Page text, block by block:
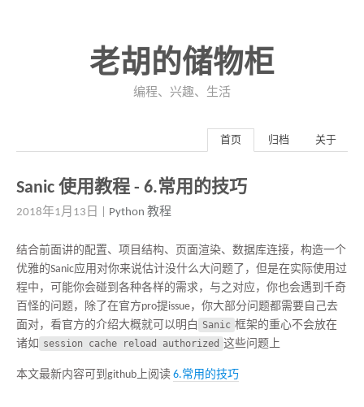
老胡的储物柜
编程、兴趣、生活
首页 归档 关于
Sanic 使用教程 - 6.常用的技巧
2018年1月13日 Python 教程
结合前面讲的配置、项目结构、页面渲染、数据库连接，构造一个
优雅的Sanic应用对你来说估计没什么大问题了，但是在实际使用过
程中，可能你会碰到各种各样的需求，与之对应，你也会遇到千奇
百怪的问题，除了在官方pro提issue，你大部分问题都需要自己去
面对，看官方的介绍大概就可以明白
Sanic 框架的重心不会放在
诸如 session cache reload authorized 这些问题上
本文最新内容可到github上阅读 6.常用的技巧